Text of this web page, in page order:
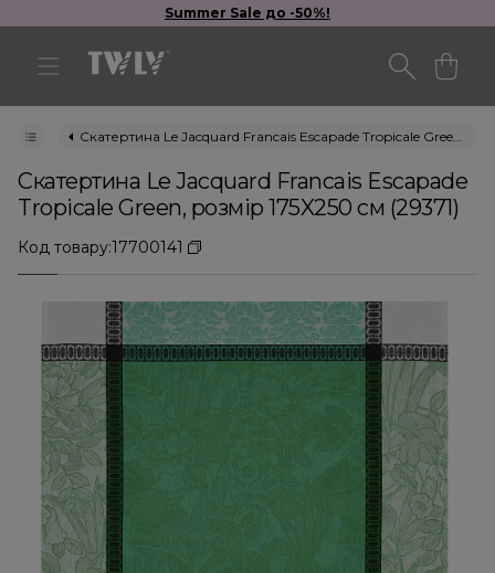
Summer Sale до -50%!
Скатертина Le Jacquard Francais Escapade Tropicale Green, розмір 175X250 см (29371)
Скатертина Le Jacquard Francais Escapade
Tropicale Green, розмір 175X250 см (29371)
Код товару:17700141